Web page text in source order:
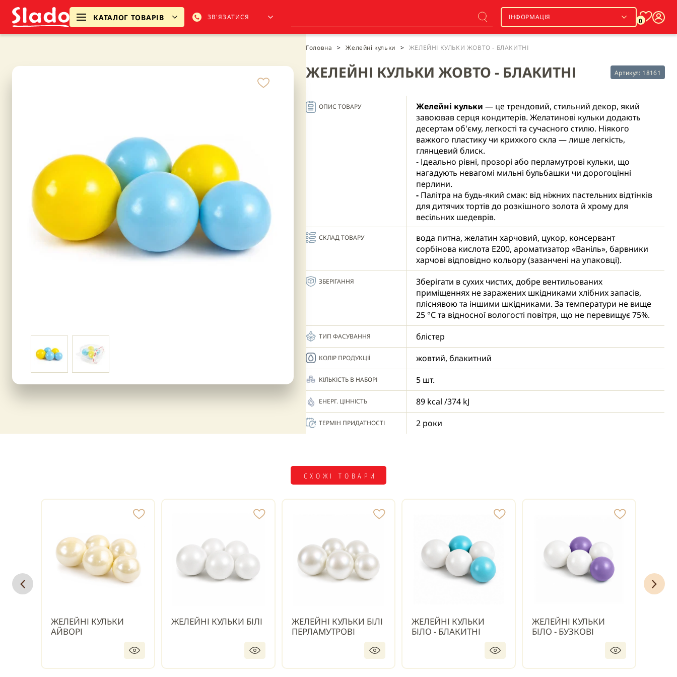
КАТАЛОГ ТОВАРІВ ЗВ'ЯЗАТИСЯ ІНФОРМАЦІЯ 0
Головна > Желейні кульки > ЖЕЛЕЙНІ КУЛЬКИ ЖОВТО - БЛАКИТНІ
ЖЕЛЕЙНІ КУЛЬКИ ЖОВТО - БЛАКИТНІ Артикул: 18161
ОПИС ТОВАРУ Желейні кульки — це трендовий, стильний декор, який
завоював серця кондитерів. Желатинові кульки додають
десертам об'єму, легкості та сучасного стилю. Ніякого
важкого пластику чи крихкого скла — лише легкість,
глянцевий блиск.
- Ідеально рівні, прозорі або перламутрові кульки, що
нагадують невагомі мильні бульбашки чи дорогоцінні
перлини.
- Палітра на будь-який смак: від ніжних пастельних відтінків
для дитячих тортів до розкішного золота й хрому для
весільних шедеврів.
- Кульки чудово тримають форму, не тануть на стабільних
кремах (ганаш, велюр) та легко кріпляться.
- Більше не потрібно витрачати години на видування
карамелі чи роботу з ізомальтом. Просто дістаньте з
упаковки та прикрашайте!
СКЛАД ТОВАРУ
вода питна, желатин харчовий, цукор, консервант
сорбінова кислота Е200, ароматизатор «Ваніль», барвники
харчові відповідно кольору (зазанчені на упаковці).
ЗБЕРІГАННЯ
Зберігати в сухих чистих, добре вентильованих
приміщеннях не заражених шкідниками хлібних запасів,
пліснявою та іншими шкідниками. За температури не вище
25 °С та відносної вологості повітря, що не перевищує 75%.
ТИП ФАСУВАННЯ блістер
КОЛІР ПРОДУКЦІЇ жовтий, блакитний
КІЛЬКІСТЬ В НАБОРІ 5 шт.
ЕНЕРГ. ЦІННІСТЬ 89 kcal /374 kJ
ТЕРМІН ПРИДАТНОСТІ 2 роки
СХОЖІ ТОВАРИ
ЖЕЛЕЙНІ КУЛЬКИ
АЙВОРІ
ЖЕЛЕЙНІ КУЛЬКИ БІЛІ
ЖЕЛЕЙНІ КУЛЬКИ БІЛІ
ПЕРЛАМУТРОВІ
ЖЕЛЕЙНІ КУЛЬКИ
БІЛО - БЛАКИТНІ
ЖЕЛЕЙНІ КУЛЬКИ
БІЛО - БУЗКОВІ